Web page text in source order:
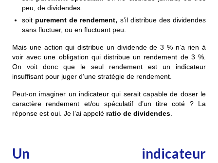
peu, de dividendes.
soit purement de rendement, s’il distribue des dividendes
sans fluctuer, ou en fluctuant peu.
Mais une action qui distribue un dividende de 3 % n’a rien à
voir avec une obligation qui distribue un rendement de 3 %.
On voit donc que le seul rendement est un indicateur
insuffisant pour juger d’une stratégie de rendement.
Peut-on imaginer un indicateur qui serait capable de doser le
caractère rendement et/ou spéculatif d’un titre coté ? La
réponse est oui. Je l’ai appelé ratio de dividendes
Un indicateur